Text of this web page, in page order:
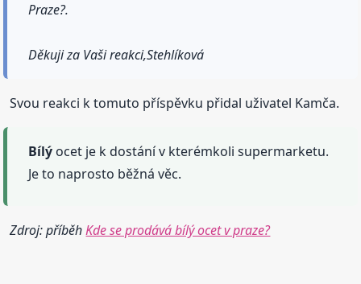
Praze?.
Děkuji za Vaši reakci,Stehlíková
Svou reakci k tomuto příspěvku přidal uživatel Kamča.
Bílý ocet je k dostání v kterémkoli supermarketu.
Je to naprosto běžná věc.
Zdroj: příběhKde se prodává bílý ocet v praze?